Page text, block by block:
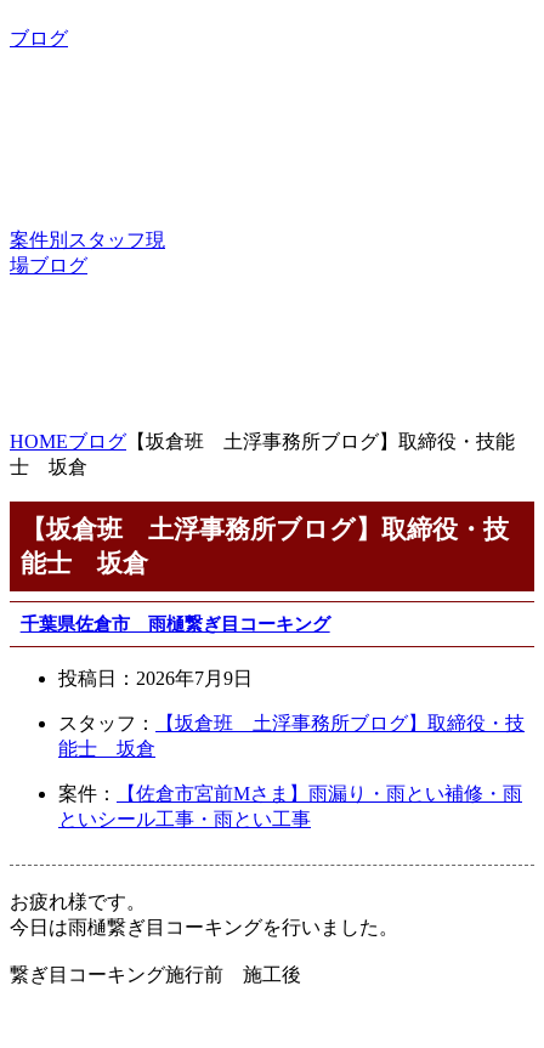
ブログ
案件別スタッフ現
場ブログ
HOMEブログ 【坂倉班 土浮事務所ブログ】取締役・技能
士 坂倉
【坂倉班 土浮事務所ブログ】取締役・技
能士 坂倉
千葉県佐倉市 雨樋繋ぎ目コーキング
投稿日： 2026年7月9日
スタッフ：
【坂倉班 土浮事務所ブログ】取締役・技
能士 坂倉
案件：
【佐倉市宮前Mさま】雨漏り・雨とい補修・雨
といシール工事・雨とい工事
お疲れ様です。
今日は雨樋繋ぎ目コーキングを行いました。
繋ぎ目コーキング施行前 施工後